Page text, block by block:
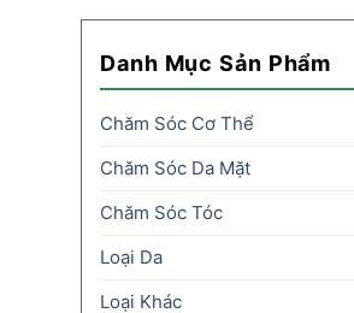
Danh Mục Sản Phẩm
Chăm Sóc Cơ Thể
Chăm Sóc Da Mặt
Chăm Sóc Tóc
Loại Da
Loại Khác